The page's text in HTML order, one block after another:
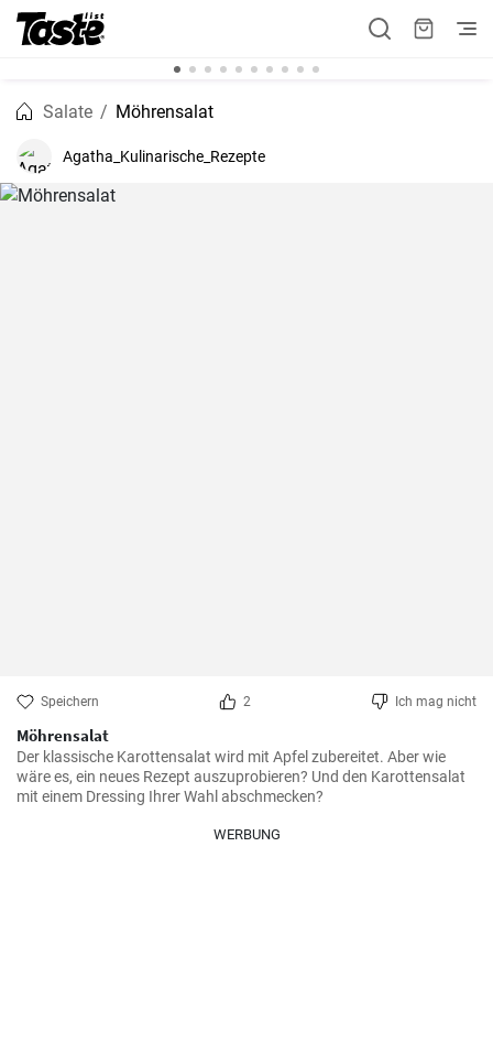
Salate Möhrensalat
Agatha_Kulinarische_Rezepte
Speichern 2 Ich mag nicht
Möhrensalat
Der klassische Karottensalat wird mit Apfel zubereitet. Aber wie
wäre es, ein neues Rezept auszuprobieren? Und den Karottensalat
mit einem Dressing Ihrer Wahl abschmecken?
WERBUNG